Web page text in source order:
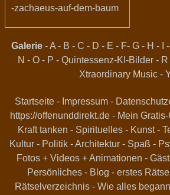
-zachaeus-auf-dem-baum
Galerie-A- B - C - D - E - F- G- H -I -
N - O - P - Quintessenz-KI-Bilder - R
Xtraordinary Music -
Startseite- Impressum-
https://offenunddirekt.de - Mein
Kraft tanken - Spirituelles- Kunst-
Kultur- Politik-Architektur- Spaß -
Fotos + Videos + Animationen -
Persönliches - Blog - erstes Rätsel
Rätselverzeichnis - Wie alles